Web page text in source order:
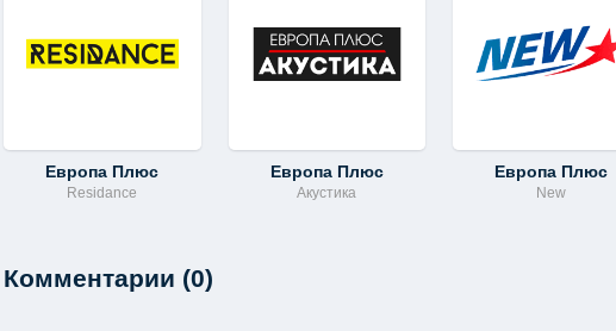
Европа Плюс
Residance
Европа Плюс
Акустика
Европа Плюс
New
Комментарии (0)